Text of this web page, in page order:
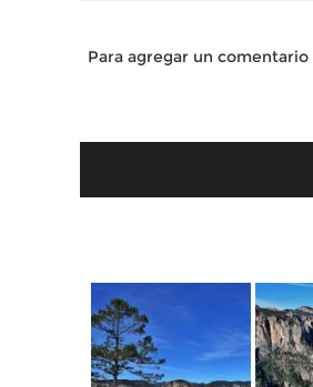
Para agregar un comentario